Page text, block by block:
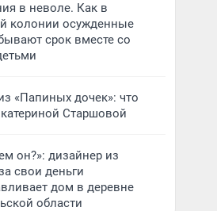
в неволе. Как в
колонии осужденные
срок вместе со
«Папиных дочек»: что
Старшовой
он?»: дизайнер из
свои деньги
дом в деревне
области